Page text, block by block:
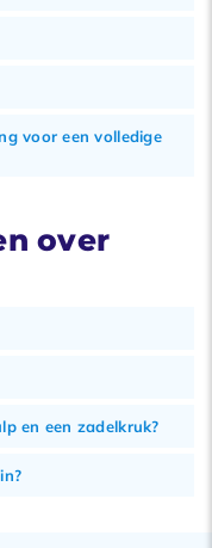
voor een volledige
over
en een zadelkruk?